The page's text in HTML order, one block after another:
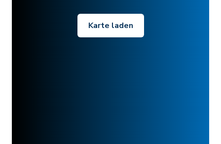
Karte laden